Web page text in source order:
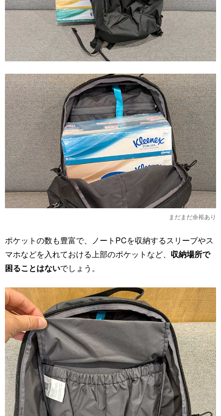
まだまだ余裕あり
ポケットの数も豊富で、ノートPCを収納するスリーブやス
マホなどを入れておける上部のポケットなど、 収納場所で
困ることはないでしょう。